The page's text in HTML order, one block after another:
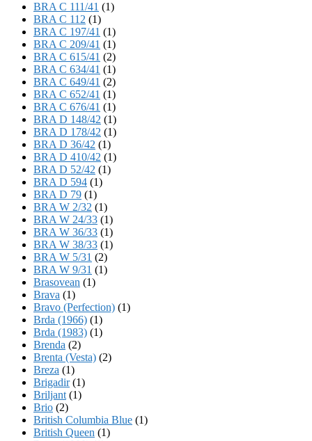
BRA C 111/41 (1)
BRA C 112 (1)
BRA C 197/41 (1)
BRA C 209/41 (1)
BRA C 615/41 (2)
BRA C 634/41 (1)
BRA C 649/41 (2)
BRA C 652/41 (1)
BRA C 676/41 (1)
BRA D 148/42 (1)
BRA D 178/42 (1)
BRA D 36/42 (1)
BRA D 410/42 (1)
BRA D 52/42 (1)
BRA D 594 (1)
BRA D 79 (1)
BRA W 2/32 (1)
BRA W 24/33 (1)
BRA W 36/33 (1)
BRA W 38/33 (1)
BRA W 5/31 (2)
BRA W 9/31 (1)
Brasovean (1)
Brava (1)
Bravo (Perfection) (1)
Brda (1966) (1)
Brda (1983) (1)
Brenda (2)
Brenta (Vesta) (2)
Breza (1)
Brigadir(1)
Briljant (1)
Brio (2)
British Columbia Blue (1)
British Queen (1)